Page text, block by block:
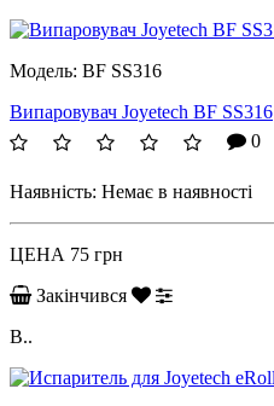
Модель: BF SS316
Випаровувач Joyetech BF SS316
0
Наявність: Немає в наявності
ЦЕНА 75 грн
Закінчився
B..